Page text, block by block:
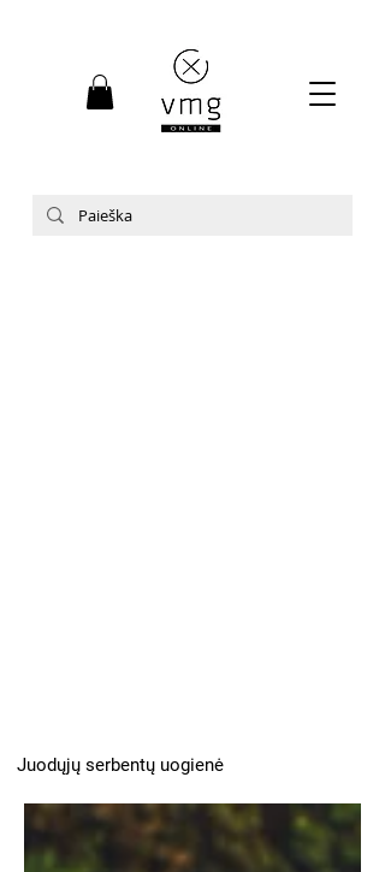
Juodųjų serbentų uogienė